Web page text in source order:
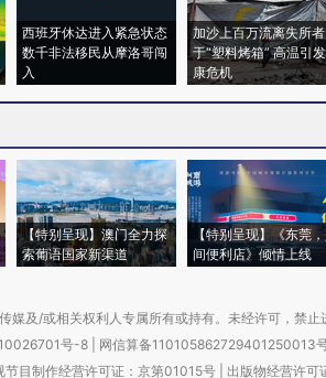
西班牙休达进入紧急状态
数千非法移民从摩洛哥闯
入
加沙上百万流离失所
于“塑料烤箱” 高温引
康危机
【特别呈现】澳门全力探
索葡语国家新渠道
【特别呈现】《东莞
间便利店》倾情上线
媒及/或相关权利人专属所有或持有。未经许可，禁止
号-8 网信算备110105862729401250013
节目制作经营许可证：京第01015号| 出版物经营许可